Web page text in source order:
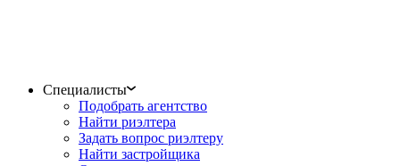
Специалисты
Подобрать агентство
Найти риэлтера
Задать вопрос риэлтеру
Найти застройщика